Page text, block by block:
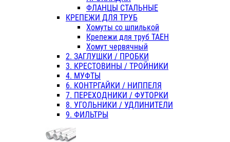
ФЛАНЦЫ СТАЛЬНЫЕ
КРЕПЕЖИ ДЛЯ ТРУБ
Хомуты со шпилькой
Крепежи для труб ТАЕН
Хомут червячный
2. ЗАГЛУШКИ / ПРОБКИ
3. КРЕСТОВИНЫ / ТРОЙНИКИ
4. МУФТЫ
6. КОНТРГАЙКИ / НИППЕЛЯ
7. ПЕРЕХОДНИКИ / ФУТОРКИ
8. УГОЛЬНИКИ / УДЛИНИТЕЛИ
9. ФИЛЬТРЫ